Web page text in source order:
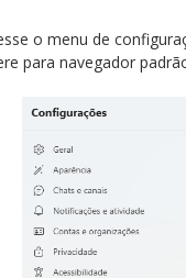
o menu de
para navegador